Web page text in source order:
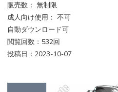
販売数： 無制限
成人向け使用： 不可
自動ダウンロード可
閲覧回数：532回
投稿日：2023-10-07